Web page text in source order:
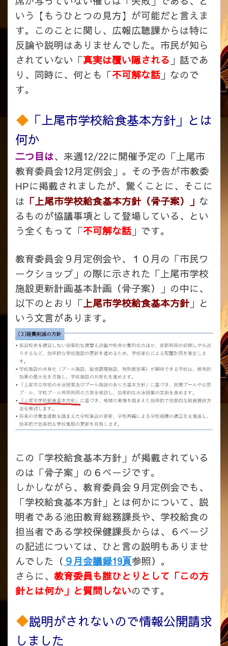
いう【もうひとつの見方】が可能だと言えま
す。このことに関し、広報広聴課からは特に
反論や説明はありませんでした。市民が知ら
されていない「真実は覆い隠される 」話であ
り、同時に、何とも「不可解な話 」なので
す。
「上尾市学校給食基本方針」とは
何か
二つ目は、来週12/22に開催予定の「上尾市
教育委員会12月定例会」。その予告が市教委
HPに掲載されましたが、驚くことに、そこに
は 「上尾市学校給食基本方針（骨子案）」 な
るものが協議事項として登場している、とい
う全くもって「不可解な話 」です。
教育委員会９月定例会や、１０月の「市民ワ
ークショップ」の際に示された「上尾市学校
施設更新計画基本計画（骨子案）」の中に、
以下のとおり「上尾市学校給食基本方針 」と
いう文言があります。
この「学校給食基本方針」が掲載されている
のは「骨子案」の６ページです。
しかしながら、教育委員会９月定例会でも、
「学校給食基本方針」とは何かについて、説
明者である池田教育総務課長や、学校給食の
担当者である学校保健課長からは、６ページ
の記述については、ひと言の説明もありませ
んでした（ ９月会議録19頁参照）。
さらに、 教育委員も誰ひとりとして「この方
針とは何か」と質問しないのです。
説明がされないので情報公開請求
しました